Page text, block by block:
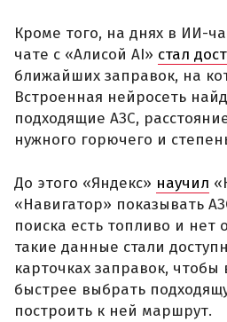
Кроме того, на днях в ИИ-
чате с «Алисой AI» стал
ближайших заправок, на
Встроенная нейросеть
подходящие АЗС,
нужного горючего и
До этого «Яндекс» научил
«Навигатор» показывать
поиска есть топливо и нет
такие данные стали
карточках заправок, чтобы
быстрее выбрать
построить к ней маршрут.